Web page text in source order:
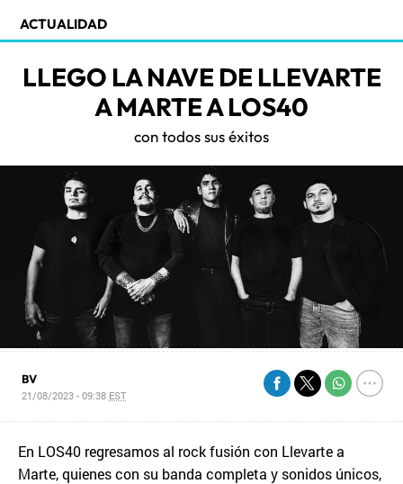
ACTUALIDAD
LLEGO LA NAVE DE LLEVARTE
A MARTE A LOS40
con todos sus éxitos
BV
21/08/2023 - 09:38 EST
En LOS40 regresamos al rock fusión con Llevarte a
Marte, quienes con su banda completa y sonidos únicos,